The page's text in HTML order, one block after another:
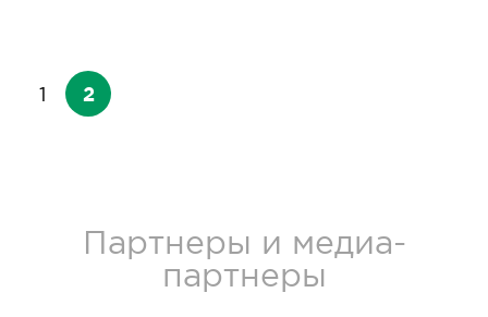
1 2
Партнеры и медиа-
партнеры